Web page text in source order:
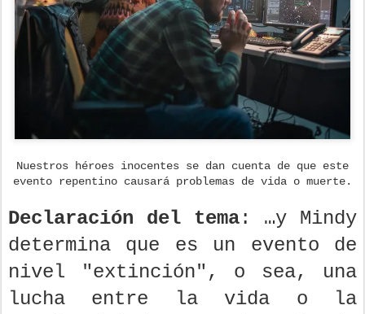
Nuestros héroes inocentes se dan cuenta de que este
evento repentino causará problemas de vida o muerte.
Declaración del tema: …y Mindy
determina que es un evento de
nivel "extinción", o sea, una
lucha entre la vida o la